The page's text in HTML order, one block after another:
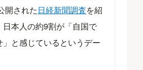
開された日経新聞調査を紹
日本人の約9割が「自国で
と感じているというデー